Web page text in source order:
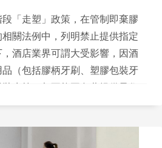
「走塑」政策，在管制即棄膠
關法例中，列明禁止提供指定
酒店業界可謂大受影響，因酒
（包括膠柄牙刷、塑膠包裝牙
有助於環境保護，但預計在實